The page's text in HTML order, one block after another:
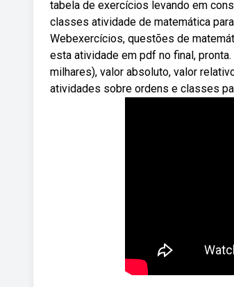
tabela de exercícios levando em
classes atividade de matemática
Webexercícios, questões de
esta atividade em pdf no final,
milhares), valor absoluto, valor
atividades sobre ordens e classes